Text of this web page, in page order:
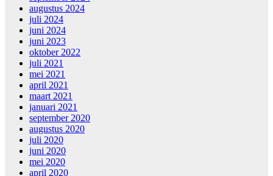
augustus 2024
juli 2024
juni 2024
juni 2023
oktober 2022
juli 2021
mei 2021
april 2021
maart 2021
januari 2021
september 2020
augustus 2020
juli 2020
juni 2020
mei 2020
april 2020